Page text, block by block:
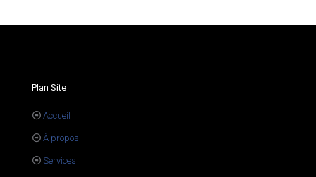
Plan Site
Accueil
À propos
Services